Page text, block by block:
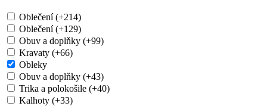
Oblečení (+214)
Oblečení (+129)
Obuv a doplňky (+99)
Kravaty (+66)
Obleky
Obuv a doplňky (+43)
Trika a polokošile (+40)
Kalhoty (+33)